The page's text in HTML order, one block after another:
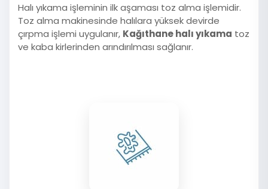
Halı yıkama işleminin ilk aşaması toz alma işlemidir.
Toz alma makinesinde halılara yüksek devirde
çırpma işlemi uygulanır, Kağıthane halı yıkama toz
ve kaba kirlerinden arındırılması sağlanır.